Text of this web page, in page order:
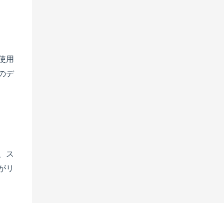
用
デ
ス
リ